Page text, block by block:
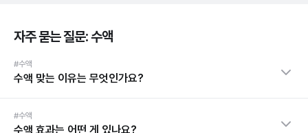
자주 묻는 질문: 수액
#수액
수액 맞는 이유는 무엇인가요?
#수액
수액 효과는 어떤 게 있나요?